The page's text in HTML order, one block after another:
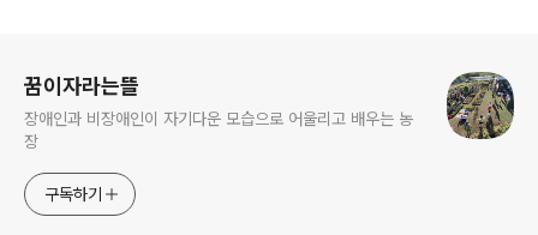
꿈이자라는뜰
장애인과 비장애인이 자기다운 모습으로 어울리고 배우는 농
장
구독하기